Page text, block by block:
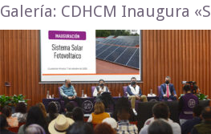
Galería: CDHCM Inaugura